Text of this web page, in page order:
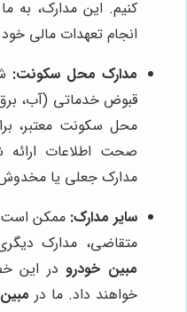
کنیم. این مدارک، به
انجام تعهدات مالی
مدارک محل سکونت:
قبوض خدماتی (آب،
محل سکونت معتبر،
صحت اطلاعات ارائه
مدارک جعلی یا مخدوش
سایر مدارک: ممکن است
متقاضی، مدارک
مبین خودرودر این
خواهند داد. ما در